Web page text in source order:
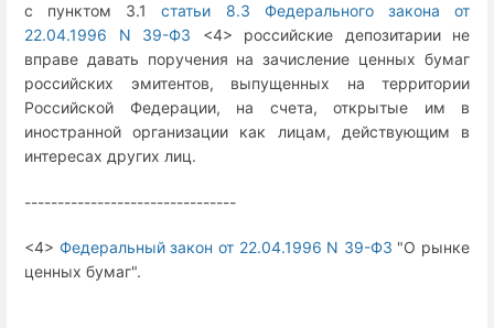
с пунктом 3.1статьи 8.3 Федерального закона от
22.04.1996 N 39-ФЗ <4> российские депозитарии не
вправе давать поручения на зачисление ценных бумаг
российских эмитентов, выпущенных на территории
Российской Федерации, на счета, открытые им в
иностранной организации как лицам, действующим в
интересах других лиц.
--------------------------------
<4> Федеральный закон от 22.04.1996 N 39-ФЗ "О рынке
ценных бумаг".